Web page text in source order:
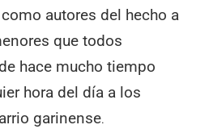
autores del hecho a
que todos
hace mucho tiempo
hora del día a los
garinense.